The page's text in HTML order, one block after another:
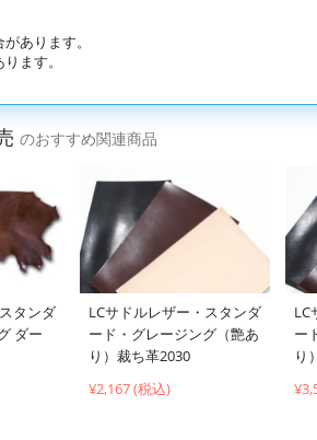
あります。
ます。
のおすすめ関連商品
タンダ
ダー
LCサドルレザー・スタンダ
ード・グレージング（艶あ
り）裁ち革2030
¥2,167 (税込)
LC
ー
り